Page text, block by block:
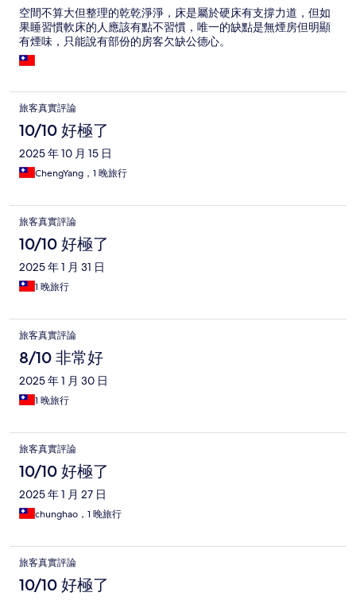
空間不算大但整理的乾乾淨淨，床是屬於硬床有支撐力道，但如
果睡習慣軟床的人應該有點不習慣，唯一的缺點是無煙房但明顯
有煙味，只能說有部份的房客欠缺公德心。
旅客真實評論
10/10 好極了
2025 年 10 月 15 日
ChengYang，1 晚旅行
旅客真實評論
10/10 好極了
2025 年 1 月 31 日
1 晚旅行
旅客真實評論
8/10 非常好
2025 年 1 月 30 日
1 晚旅行
旅客真實評論
10/10 好極了
2025 年 1 月 27 日
chunghao，1 晚旅行
旅客真實評論
10/10 好極了